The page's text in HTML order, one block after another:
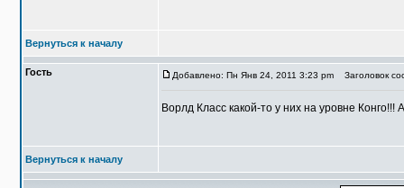
Вернуться к началу
Гость Добавлено: Пн Янв 24, 2011 3:23 pm Заголовок
Ворлд Класс какой-то у них на уровне
Вернуться к началу